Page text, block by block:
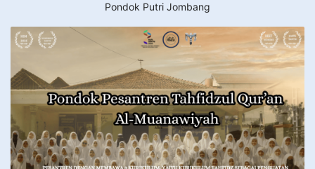
Pondok Putri Jombang